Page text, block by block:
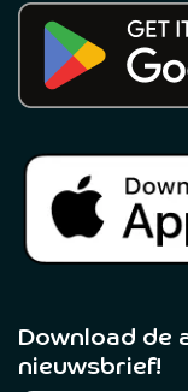
Download de
nieuwsbrief! ​